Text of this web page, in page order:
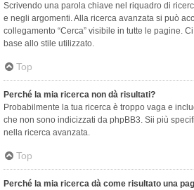
Scrivendo una parola chiave nel riquadro di
e negli argomenti. Alla ricerca avanzata si può
collegamento “Cerca” visibile in tutte le pagine.
base allo stile utilizzato.
Top
Perché la mia ricerca non dà risultati?
Probabilmente la tua ricerca è troppo vaga e
che non sono indicizzati da phpBB3. Sii più
nella ricerca avanzata.
Top
Perché la mia ricerca dà come risultato una